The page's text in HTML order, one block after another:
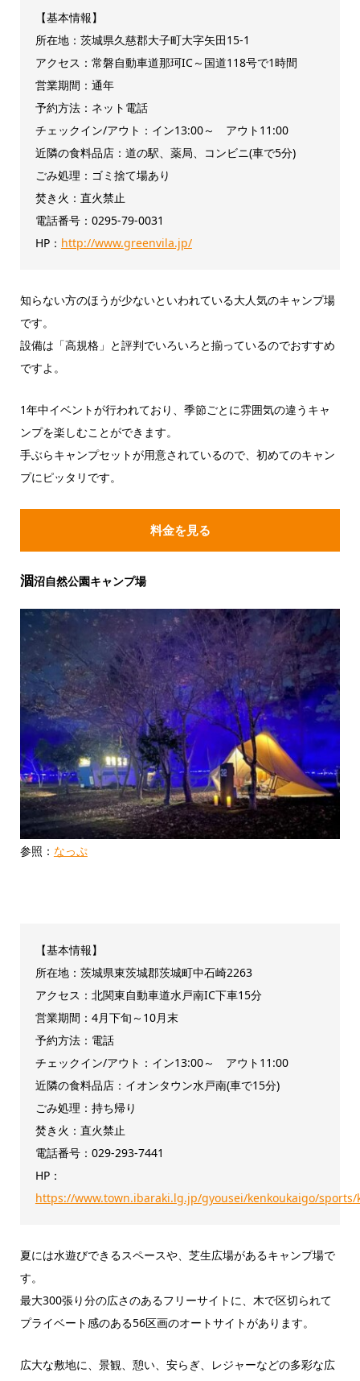
【基本情報】
所在地：茨城県久慈郡大子町大字矢田15-1
アクセス：常磐自動車道那珂IC～国道118号で1時間
営業期間：通年
予約方法：ネット電話
チェックイン/アウト：イン13:00～ アウト11:00
近隣の食料品店：道の駅、薬局、コンビニ(車で5分)
ごみ処理：ゴミ捨て場あり
焚き火：直火禁止
電話番号：0295-79-0031
HP： http://www.greenvila.jp/
知らない方のほうが少ないといわれている大人気のキャンプ場
です。
設備は「高規格」と評判でいろいろと揃っているのでおすすめ
ですよ。
1年中イベントが行われており、季節ごとに雰囲気の違うキャ
ンプを楽しむことができます。
手ぶらキャンプセットが用意されているので、初めてのキャン
プにピッタリです。
料金を見る
涸沼自然公園キャンプ場
参照： なっぷ
【基本情報】
所在地：茨城県東茨城郡茨城町中石崎2263
アクセス：北関東自動車道水戸南IC下車15分
営業期間：4月下旬～10月末
予約方法：電話
チェックイン/アウト：イン13:00～ アウト11:00
近隣の食料品店：イオンタウン水戸南(車で15分)
ごみ処理：持ち帰り
焚き火：直火禁止
電話番号：029-293-7441
HP：
https://www.town.ibaraki.lg.jp/gyousei/kenkoukaigo/
夏には水遊びできるスペースや、芝生広場があるキャンプ場で
す。
最大300張り分の広さのあるフリーサイトに、木で区切られて
プライベート感のある56区画のオートサイトがあります。
広大な敷地に、景観、憩い、安らぎ、レジャーなどの多彩な広